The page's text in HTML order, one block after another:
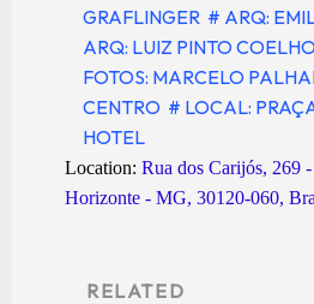
GRAFLINGER # ARQ:
ARQ: LUIZ PINTO
FOTOS: MARCELO
CENTRO # LOCAL:
HOTEL
Location: Rua dos Carijós, 269
Horizonte - MG, 30120-060,
RELATED